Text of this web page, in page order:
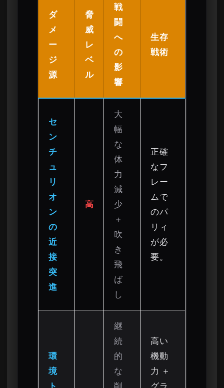
ダ
メ
ー
ジ
源
脅
威
レ
ベ
ル
戦
闘
へ
の
影
響
生存
戦術
セ
ン
チ
ュ
リ
オ
ン
の
近
接
突
進
高
大
幅
な
体
力
減
少
＋
吹
き
飛
ば
し
正確
なフ
レー
ムで
のパ
リィ
が必
要。
環
境
ト
継
続
的
な
削
高い
機動
力 ＋
グラ